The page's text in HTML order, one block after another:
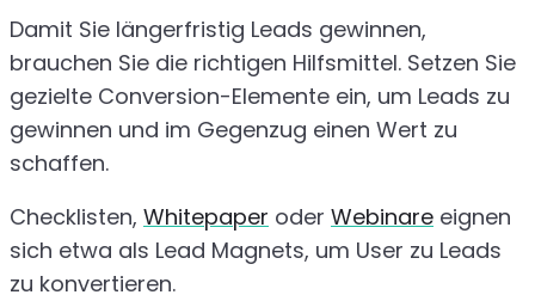
Damit Sie längerfristig Leads gewinnen,
brauchen Sie die richtigen Hilfsmittel. Setzen Sie
gezielte Conversion-Elemente ein, um Leads zu
gewinnen und im Gegenzug einen Wert zu
schaffen.
Checklisten, Whitepaper oder Webinare eignen
sich etwa als Lead Magnets, um User zu Leads
zu konvertieren.